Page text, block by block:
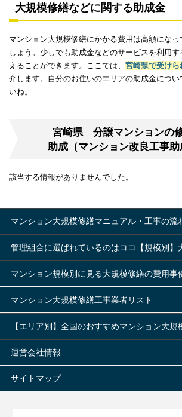
大規模修繕などに関する助成金
マンション大規模修繕にかかる費用は高額にな
しょう。少しでも助成金などのサービスを利用
えることができます。ここでは、 宮崎県で受けら
介します。自分のお住いのエリアの助成金につい
いね。
宮崎県 分譲マンションの
助成（マンション改良工事助
該当する情報がありませんでした。
マンション大規模修繕マニュアル・工事の流
管理組合に選ばれているのはココ【規模別】
マンション規模別に見る大規模修繕の費用事
マンション大規模修繕工事業者リスト
【エリア別】全国のおすすめマンション大規
運営会社情報
サイトマップ